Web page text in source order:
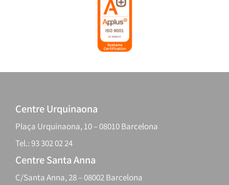
Centre Urquinaona
Plaça Urquinaona, 10 – 08010 Barcelona
Tel.: 93 302 02 24
Centre Santa Anna
C/Santa Anna, 28 – 08002 Barcelona